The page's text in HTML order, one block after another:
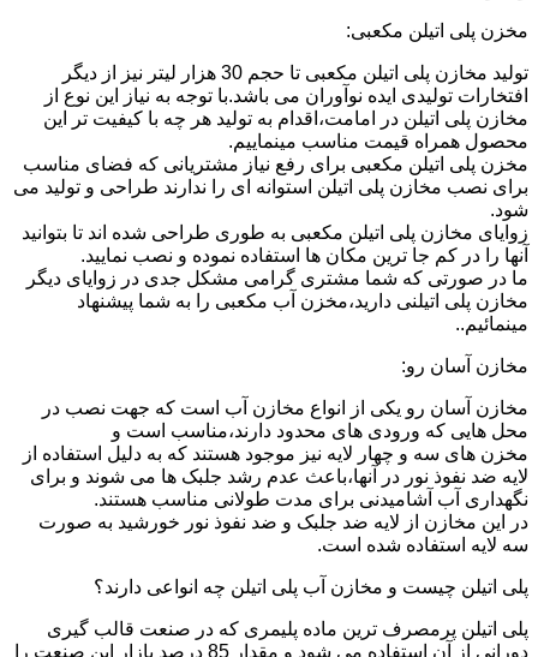
مخزن پلی اتیلن مکعبی:
تولید مخازن پلی اتیلن مکعبی تا حجم 30 هزار لیتر نیز از دیگر
افتخارات تولیدی ایده نوآوران می باشد.با توجه به نیاز این نوع از
مخازن پلی اتیلن در امامت،اقدام به تولید هر چه با کیفیت تر این
محصول همراه قیمت مناسب مینماییم.
مخزن پلی اتیلن مکعبی برای رفع نیاز مشتریانی که فضای مناسب
برای نصب مخازن پلی اتیلن استوانه ای را ندارند طراحی و تولید می
شود.
زوایای مخازن پلی اتیلن مکعبی به طوری طراحی شده اند تا بتوانید
آنها را در کم جا ترین مکان ها استفاده نموده و نصب نمایید.
ما در صورتی که شما مشتری گرامی مشکل جدی در زوایای دیگر
مخازن پلی اتیلنی دارید،مخزن آب مکعبی را به شما پیشنهاد
مینمائیم..
مخازن آسان رو:
مخازن آسان رو یکی از انواع مخازن آب است که جهت نصب در
محل هایی که ورودی های محدود دارند،مناسب است و
مخزن های سه و چهار لایه نیز موجود هستند که به دلیل استفاده از
لایه ضد نفوذ نور در آنها،باعث عدم رشد جلبک ها می شوند و برای
نگهداری آب آشامیدنی برای مدت طولانی مناسب هستند.
در این مخازن از لایه ضد جلبک و ضد نفوذ نور خورشید به صورت
سه لایه استفاده شده است.
پلی اتیلن چیست و مخازن آب پلی اتیلن چه انواعی دارند؟
پلی اتیلن پرمصرف ترین ماده پلیمری که در صنعت قالب گیری
دورانی از آن استفاده می شود و مقدار 85 درصد بازار این صنعت را